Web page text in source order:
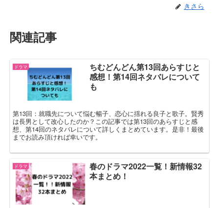
きさら
関連記事
ドラマ
ちむどんどん第13回あらすじと
感想！第14回ネタバレについて
も
第13回：就職先について悩む暢子、恋心に揺れる良子と歌子。賢秀
は長男として改心したのか？この記事では第13回のあらすじと感
想、第14回のネタバレについて詳しくまとめています。是非！最後
までお読み頂ければ幸いです。
ドラマ
春のドラマ2022一覧！新情報32
本まとめ！